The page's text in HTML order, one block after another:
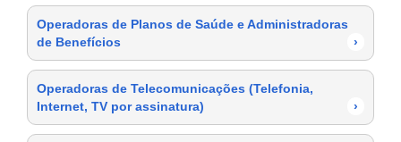
Operadoras de Planos de Saúde e Administradoras
de Benefícios
›
Operadoras de Telecomunicações (Telefonia,
Internet, TV por assinatura)
›